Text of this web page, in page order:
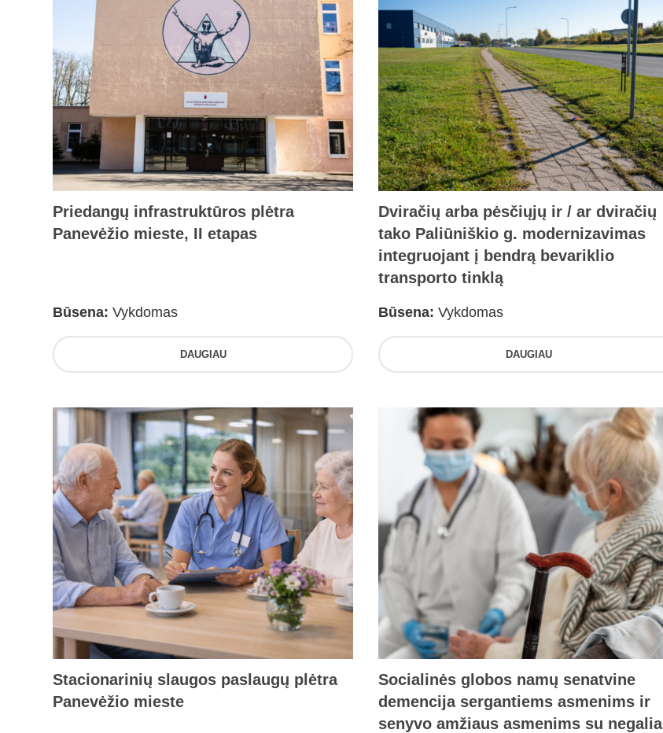
Priedangų infrastruktūros plėtra
Panevėžio mieste, II etapas
Būsena: Vykdomas
DAUGIAU
Dviračių arba pėsčiųjų ir / ar dviračių
tako Paliūniškio g. modernizavimas
integruojant į bendrą bevariklio
transporto tinklą
Būsena: Vykdomas
DAUGIAU
Stacionarinių slaugos paslaugų plėtra
Panevėžio mieste
Socialinės globos namų senatvine
demencija sergantiems asmenims ir
senyvo amžiaus asmenims su negalia